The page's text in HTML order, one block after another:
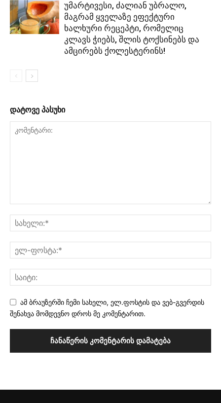
უმარტივესი, ძალიან უბრალო,
მაგრამ ყველაზე ეფექტური
ხალხური რეცეპტი, რომელიც
კლავს ჭიებს, შლის ტოქსინებს და
ამცირებს ქოლესტერინს!
დატოვე პასუხი
ამ ბრაუზერში ჩემი სახელი, ელ.ფოსტის და ვებ-გვერდის
შენახვა მომდევნო დროს მე კომენტარით.